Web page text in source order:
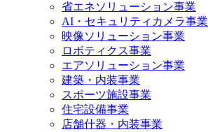
省エネソリューション事業
AI・セキュリティカメラ事業
映像ソリューション事業
ロボティクス事業
エアソリューション事業
建築・内装事業
スポーツ施設事業
住宅設備事業
店舗什器・内装事業